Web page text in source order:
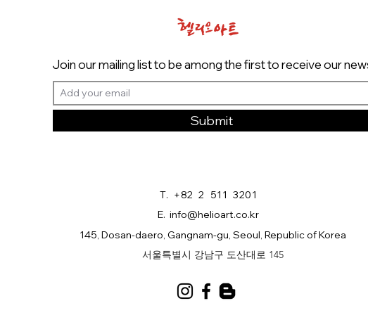
Join our mailing list to be among the first to receive our
Submit
T. +82 2 511 3201
E. info@helioart.co.kr
145, Dosan-daero, Gangnam-gu, Seoul, Republic of Korea
​서울특별시 강남구 도산대로 145